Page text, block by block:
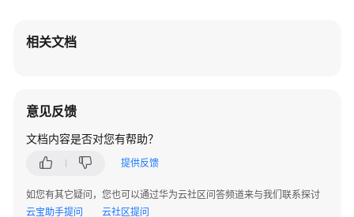
实
参
代
相关文档
意见反馈
文档内容是否对您有帮助？
提供反馈
如您有其它疑问，您也可以通过华为云社区问答频道来与我们联系探讨
云宝助手提问
云社区提问